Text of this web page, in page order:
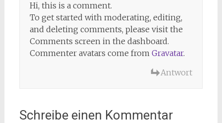
Hi, this is a comment.
To get started with moderating, editing,
and deleting comments, please visit the
Comments screen in the dashboard.
Commenter avatars come from Gravatar.
Antwort
Schreibe einen Kommentar